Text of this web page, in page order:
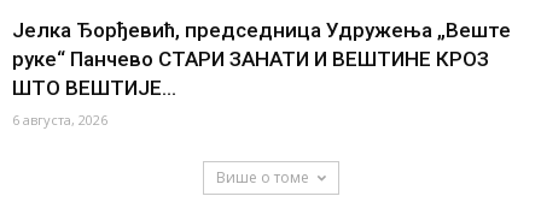
Јелка Ђорђевић, председница Удружења „Веште
руке“ Панчево СТАРИ ЗАНАТИ И ВЕШТИНЕ КРОЗ
ШТО ВЕШТИЈЕ...
6 августа, 2026
Више о томе